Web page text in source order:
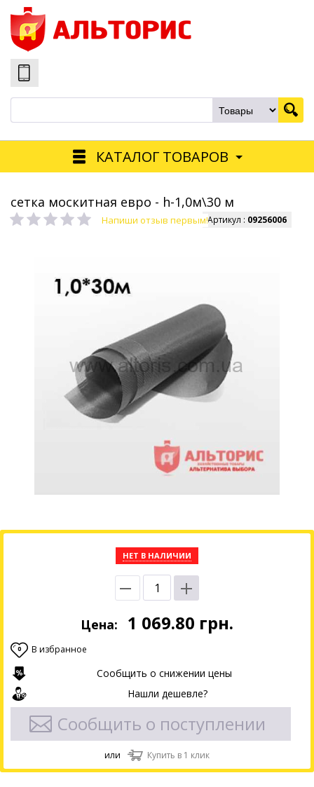
КАТАЛОГ ТОВАРОВ
сетка москитная евро - h-1,0м\30 м
Напиши отзыв первым!Артикул : 09256006
НЕТ В НАЛИЧИИ
Цена: 1 069.80 грн.
0 В избранное
Сообщить о снижении цены
Нашли дешевле?
Сообщить о поступлении
или Купить в 1 клик